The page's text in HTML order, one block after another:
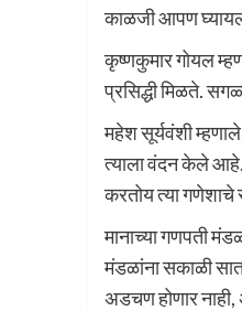
काळजी आपण
कृष्णकुमार गोयल
प्रसिद्धी मिळते.
महेश सूर्यवंशी
त्याला वंदन केले आहे.
करतोय त्या गणेशाचे
मानाच्या गणपती
मंडळांना सकाळी
अडचण होणार